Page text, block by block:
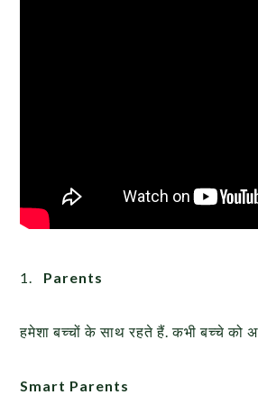
1. Parents
हमेशा बच्चों के साथ रहते हैं. कभी बच्चे को
Smart Parents